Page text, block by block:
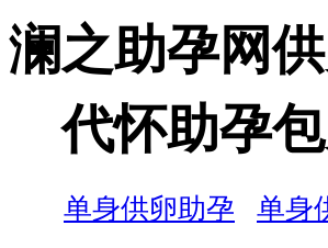
澜之助孕网
代怀助孕
单身供卵助孕
单身